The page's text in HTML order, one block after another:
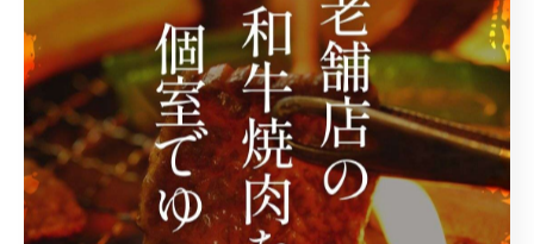
焼肉店での食事は、テーブルを囲みながらコミュニケー
ションを深められる絶好の機会です。焼きながらの会話
や、誰かに肉を焼いてあげるといった自然なやりとり
が、家族や友人との絆を強くします。焼肉コマンダーの
ような地元密着型のお店では、アットホームな雰囲気も
手伝い、普段言えない感謝や近況を伝えるきっかけにも